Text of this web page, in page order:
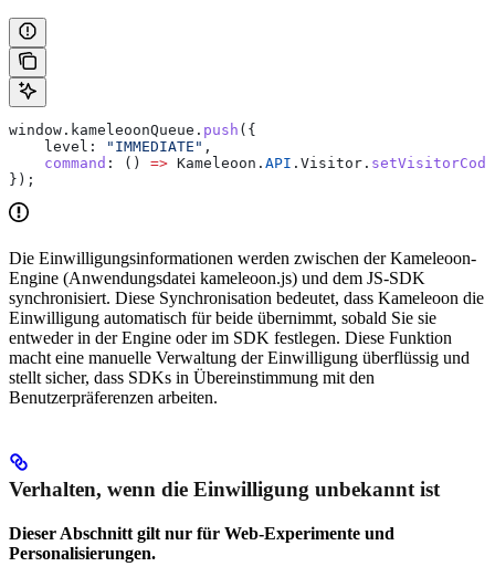
window . kameleoonQueue . push ({
    level:
"IMMEDIATE" ,
    command
: () => Kameleoon . API . Visitor . setVisitorCode
});
Die Einwilligungsinformationen werden zwischen der Kameleoon-
Engine (Anwendungsdatei kameleoon.js) und dem JS-SDK
synchronisiert. Diese Synchronisation bedeutet, dass Kameleoon die
Einwilligung automatisch für beide übernimmt, sobald Sie sie
entweder in der Engine oder im SDK festlegen. Diese Funktion
macht eine manuelle Verwaltung der Einwilligung überflüssig und
stellt sicher, dass SDKs in Übereinstimmung mit den
Benutzerpräferenzen arbeiten.
Verhalten, wenn die Einwilligung unbekannt ist
Dieser Abschnitt gilt nur für Web-Experimente und
Personalisierungen.